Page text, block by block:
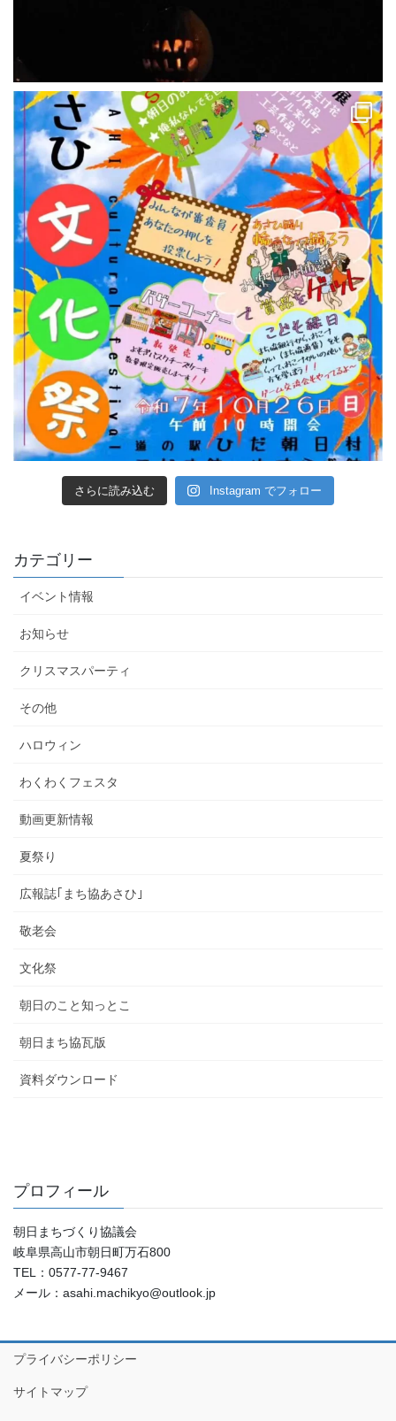
さらに読み込む Instagram でフォロー
カテゴリー
イベント情報
お知らせ
クリスマスパーティ
その他
ハロウィン
わくわくフェスタ
動画更新情報
夏祭り
広報誌｢まち協あさひ｣
敬老会
文化祭
朝日のこと知っとこ
朝日まち協瓦版
資料ダウンロード
プロフィール
朝日まちづくり協議会
岐阜県高山市朝日町万石800
TEL：0577-77-9467
メール：asahi.machikyo@outlook.jp
プライバシーポリシー
サイトマップ